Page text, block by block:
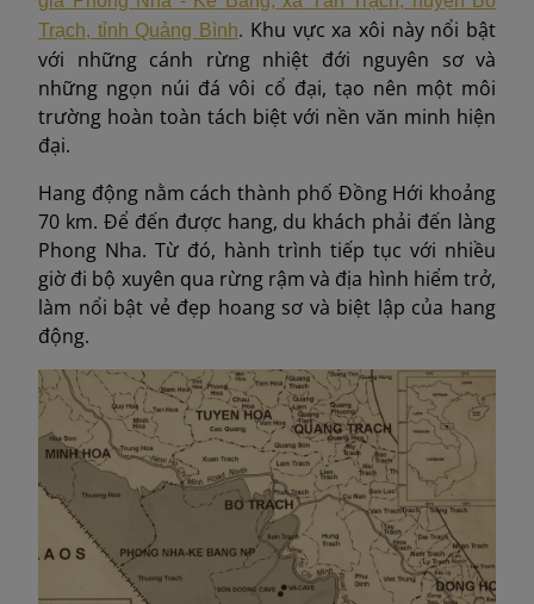
Trạch, tỉnh Quảng Bình. Khu vực xa xôi này nổi bật
với những cánh rừng nhiệt đới nguyên sơ và
những ngọn núi đá vôi cổ đại, tạo nên một môi
trường hoàn toàn tách biệt với nền văn minh hiện
đại.
Hang động nằm cách thành phố Đồng Hới khoảng
70 km. Để đến được hang, du khách phải đến làng
Phong Nha. Từ đó, hành trình tiếp tục với nhiều
giờ đi bộ xuyên qua rừng rậm và địa hình hiểm trở,
làm nổi bật vẻ đẹp hoang sơ và biệt lập của hang
động.